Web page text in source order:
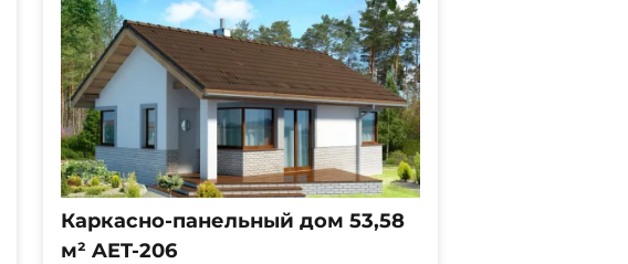
Каркасно-панельный дом 53,58
м² AET-206